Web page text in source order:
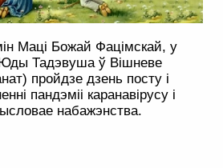
Маці Божай Фацімскай, у
Юды Тадэвуша ў Вішневе
пройдзе дзень посту і
пандэміі каранавірусу і
набажэнства.